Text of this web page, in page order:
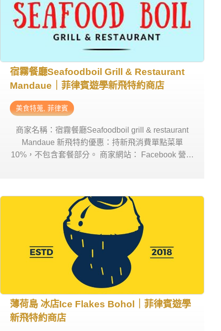
宿霧餐廳Seafoodboil Grill & Restaurant
Mandaue｜菲律賓遊學新飛特約商店
美食特蒐, 菲律賓
商家名稱：宿霧餐廳Seafoodboil grill & restaurant
Mandaue 新飛特約優惠：持新飛消費單點菜單
10%，不包含套餐部分。 商家網站： Facebook 營業
薄荷島 冰店Ice Flakes Bohol｜菲律賓遊學
新飛特約商店